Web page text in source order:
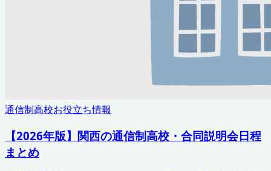
通信制高校お役立ち情報
【2026年版】関西の通信制高校・合同説明会日程
まとめ